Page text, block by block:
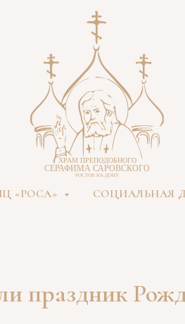
«РОСА» СОЦИАЛЬНАЯ
праздник